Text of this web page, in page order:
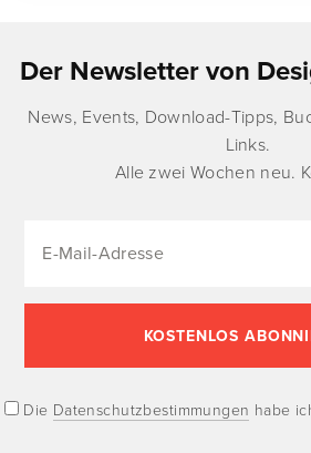
Der Newsletter von
News, Events, Download-Tipps,
Links.
Alle zwei Wochen neu.
Die Datenschutzbestimmungen habe